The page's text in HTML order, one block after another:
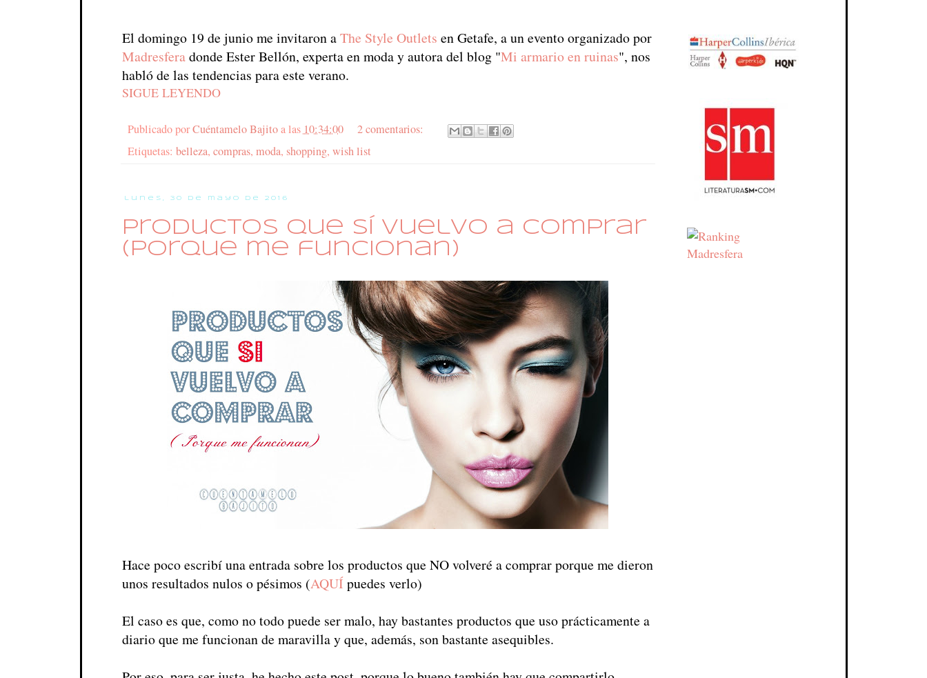
El domingo 19 de junio me invitaron aThe Style Outlets en Getafe, a un evento organizado por
Madresferadonde Ester Bellón, experta en moda y autora del blog "Mi armario en ruinas", nos
habló de las tendencias para este verano.
SIGUE LEYENDO
Publicado porCuéntamelo Bajito a las 10:34:00
2 comentarios:
Etiquetas: belleza, compras, moda, shopping, wish list
lunes, 30 de mayo de 2016
Productos que SÍ vuelvo a comprar
(porque me funcionan)
Hace poco escribí una entrada sobre los productos que NO volveré a comprar porque me dieron
unos resultados nulos o pésimos (AQUÍpuedes verlo)
El caso es que, como no todo puede ser malo, hay bastantes productos que uso prácticamente a
diario que me funcionan de maravilla y que, además, son bastante asequibles.